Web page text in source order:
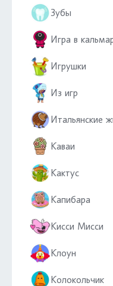
Зубы
Игра в
Игрушки
Из игр
Итальянские
Каваи
Кактус
Капибара
Кисси Мисси
Клоун
Колокольчик